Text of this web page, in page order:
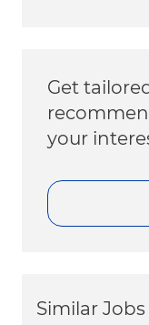
Get
your
Similar Jobs